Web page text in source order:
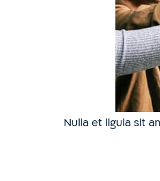
Nulla et ligula sit